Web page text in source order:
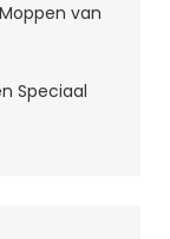
van
Speciaal